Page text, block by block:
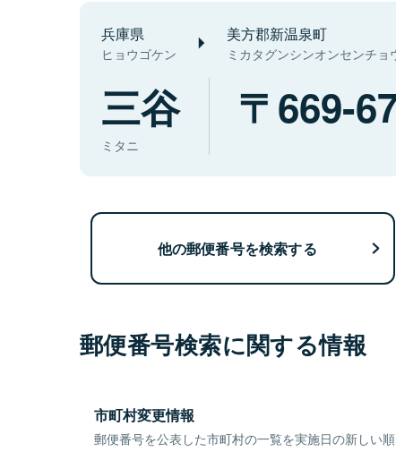
兵庫県
ヒョウゴケン
美方郡新温泉町
ミカタグンシンオンセンチョ
三谷
ミタニ
669-
他の郵便番号を検索する
郵便番号検索に関する情報
市町村変更情報
郵便番号を公表した市町村の一覧を実施日の新しい順